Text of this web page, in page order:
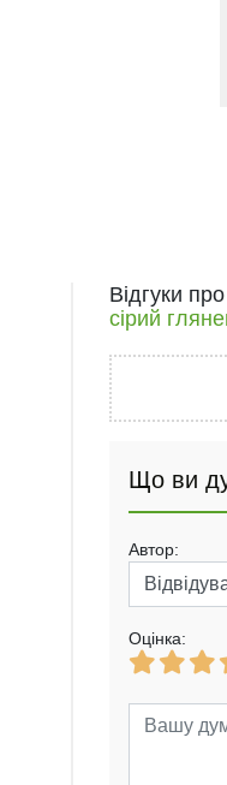
Відгуки про
сірий
Що ви
Автор:
Оцінка: